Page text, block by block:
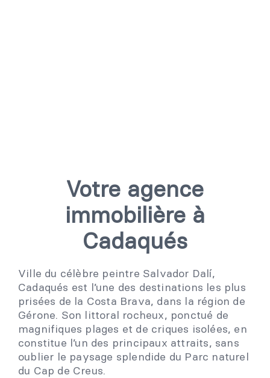
Votre agence
immobilière à
Cadaqués
Ville du célèbre peintre Salvador Dalí,
Cadaqués est l’une des destinations les plus
prisées de la Costa Brava, dans la région de
Gérone. Son littoral rocheux, ponctué de
magnifiques plages et de criques isolées, en
constitue l’un des principaux attraits, sans
oublier le paysage splendide du Parc naturel
du Cap de Creus.